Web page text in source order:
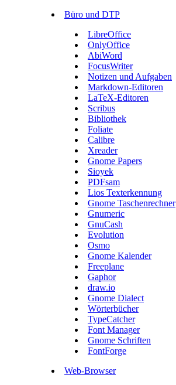
Büro und DTP
LibreOffice
OnlyOffice
AbiWord
FocusWriter
Notizen und Aufgaben
Markdown-Editoren
LaTeX-Editoren
Scribus
Bibliothek
Foliate
Calibre
Xreader
Gnome Papers
Sioyek
PDFsam
Lios Texterkennung
Gnome Taschenrechner
Gnumeric
GnuCash
Evolution
Osmo
Gnome Kalender
Freeplane
Gaphor
draw.io
Gnome Dialect
Wörterbücher
TypeCatcher
Font Manager
Gnome Schriften
FontForge
Web-Browser